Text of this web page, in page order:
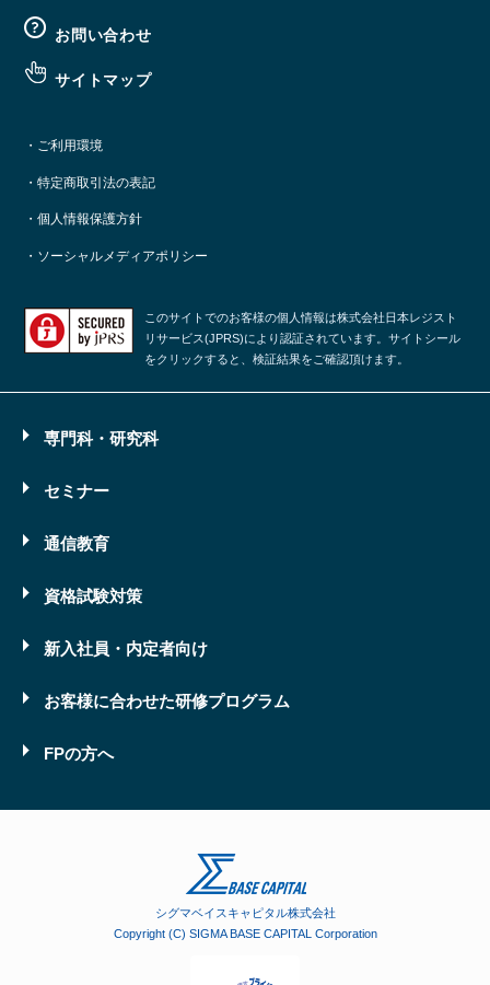
お問い合わせ
サイトマップ
・ご利用環境
・特定商取引法の表記
・個人情報保護方針
・ソーシャルメディアポリシー
このサイトでのお客様の個人情報は株式会社日本レジスト
リサービス(JPRS)により認証されています。サイトシール
をクリックすると、検証結果をご確認頂けます。
専門科・研究科
セミナー
通信教育
資格試験対策
新入社員・内定者向け
お客様に合わせた研修プログラム
FPの方へ
シグマベイスキャピタル株式会社
Copyright (C) SIGMA BASE CAPITAL Corporation